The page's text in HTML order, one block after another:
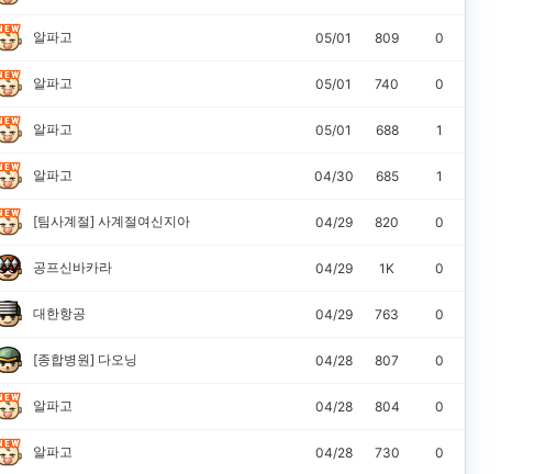
알파고 05/01 809 0
알파고 05/01 740 0
알파고 05/01 688 1
알파고 04/30 685 1
[팀사계절] 사계절여신지아 04/29 820 0
공프신바카라 04/29 1K 0
대한항공 04/29 763 0
[종합병원] 다오닝 04/28 807 0
알파고 04/28 804 0
알파고 04/28 730 0